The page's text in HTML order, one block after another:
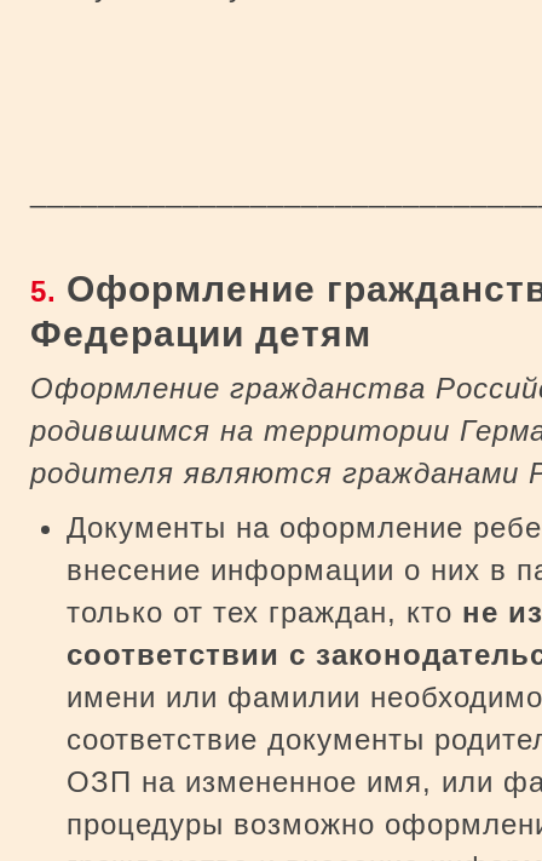
5. Оформление
Федерации детям
Оформление гражданства
родившимся на территории
родителя являются гражданами
Документы на оформление
внесение информации о них в
только от тех граждан, кто не
соответствии с
имени или фамилии
соответствие документы
ОЗП на измененное имя, или
процедуры возможно